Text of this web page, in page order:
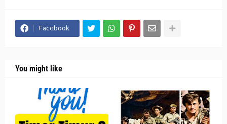
Facebook
You might like